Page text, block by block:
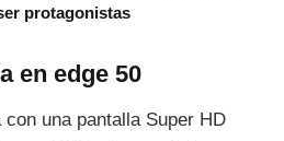
protagonistas
en edge 50
una pantalla Super HD